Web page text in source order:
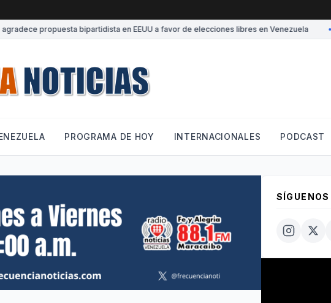
propuesta bipartidista en EEUU a favor de elecciones libres en Venezuela
PROGRAMA DE HOY INTERNACIONALES PODCAST
SÍGUENOS